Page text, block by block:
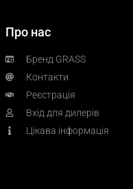
Про нас
Бренд GRASS
Контакти
Реєстрація
Вхід для дилерів
Цікава інформація